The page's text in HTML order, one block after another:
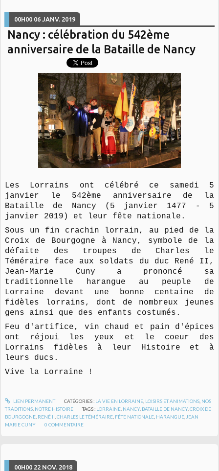
00H00 06 JANV. 2019
Nancy : célébration du 542ème
anniversaire de la Bataille de Nancy
Les Lorrains ont célébré ce samedi 5
janvier le 542ème anniversaire de la
Bataille de Nancy (5 janvier 1477 - 5
janvier 2019) et leur fête nationale.
Sous un fin crachin lorrain, au pied de la
Croix de Bourgogne à Nancy, symbole de la
défaite des troupes de Charles le
Téméraire face aux soldats du duc René II,
Jean-Marie Cuny a prononcé sa
traditionnelle harangue au peuple de
Lorraine devant une bonne centaine de
fidèles lorrains, dont de nombreux jeunes
gens ainsi que des enfants costumés.
Feu d'artifice, vin chaud et pain d'épices
ont réjoui les yeux et le coeur des
Lorrains fidèles à leur Histoire et à
leurs ducs.
Vive la Lorraine !
LIEN PERMANENT CATÉGORIES : LA VIE EN LORRAINE, LOISIRS ET ANIMATIONS, NOS
TRADITIONS NOTRE HISTOIRE TAGS : LORRAINE NANCY, BATAILLE DE NANCY,CROIX DE
BOURGOGNE RENÉ II ,CHARLES LE TÉMÉRAIRE FÊTE NATIONALE HARANGUE JEAN
MARIE CUNY
0 COMMENTAIRE
00H00 22 NOV. 2018